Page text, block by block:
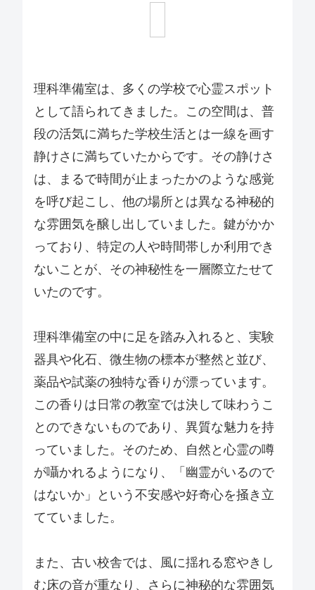
理科準備室は、多くの学校で心霊スポット
として語られてきました。この空間は、普
段の活気に満ちた学校生活とは一線を画す
静けさに満ちていたからです。その静けさ
は、まるで時間が止まったかのような感覚
を呼び起こし、他の場所とは異なる神秘的
な雰囲気を醸し出していました。鍵がかか
っており、特定の人や時間帯しか利用でき
ないことが、その神秘性を一層際立たせて
いたのです。
理科準備室の中に足を踏み入れると、実験
器具や化石、微生物の標本が整然と並び、
薬品や試薬の独特な香りが漂っています。
この香りは日常の教室では決して味わうこ
とのできないものであり、異質な魅力を持
っていました。そのため、自然と心霊の噂
が囁かれるようになり、「幽霊がいるので
はないか」という不安感や好奇心を掻き立
てていました。
また、古い校舎では、風に揺れる窓やきし
む床の音が重なり、さらに神秘的な雰囲気